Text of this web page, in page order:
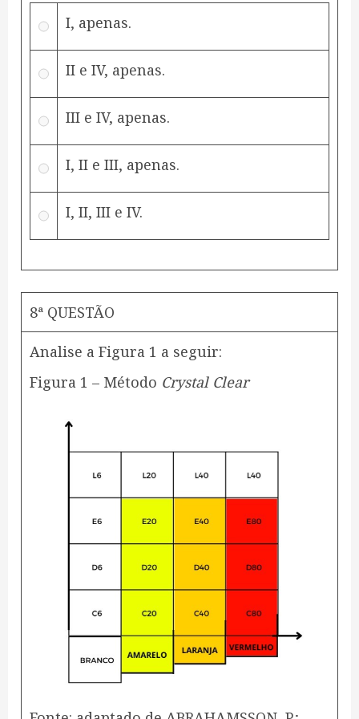
I, apenas.
II e IV, apenas.
III e IV, apenas.
I, II e III, apenas.
I, II, III e IV.
8ª QUESTÃO
Analise a Figura 1 a seguir:
Figura 1 – Método Crystal Clear